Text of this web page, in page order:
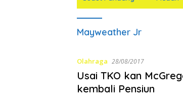
e
Mayweather Jr
Olahraga 28/08/2017
Usai TKO kan
kembali Pensiun